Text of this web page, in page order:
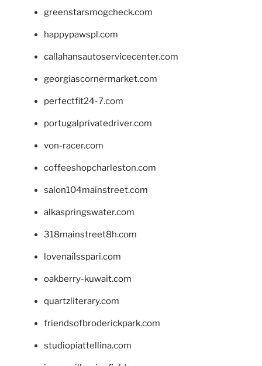
greenstarsmogcheck.com
happypawspl.com
callahansautoservicecenter.com
georgiascornermarket.com
perfectfit24-7.com
portugalprivatedriver.com
von-racer.com
coffeeshopcharleston.com
salon104mainstreet.com
alkaspringswater.com
318mainstreet8h.com
lovenailsspari.com
oakberry-kuwait.com
quartzliterary.com
friendsofbroderickpark.com
studiopiattellina.com